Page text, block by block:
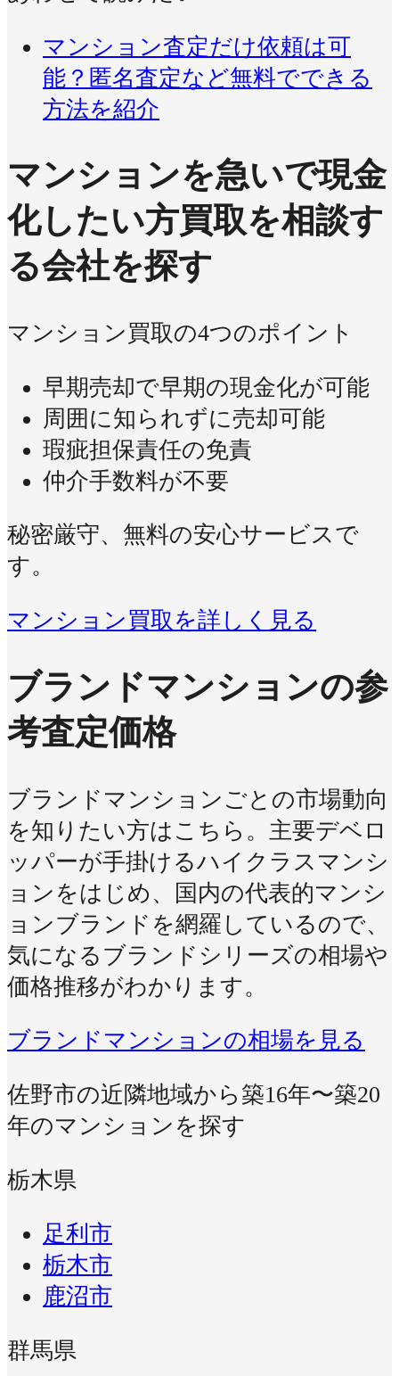
マンション査定だけ依頼は可
能？匿名査定など無料でできる
方法を紹介
マンションを急いで現金
化したい方買取を相談す
る会社を探す
マンション買取の4つのポイント
早期売却で早期の現金化が可能
周囲に知られずに売却可能
瑕疵担保責任の免責
仲介手数料が不要
秘密厳守、無料の安心サービスで
す。
マンション買取を詳しく見る
ブランドマンションの参
考査定価格
ブランドマンションごとの市場動向
を知りたい方はこちら。主要デベロ
ッパーが手掛けるハイクラスマンシ
ョンをはじめ、国内の代表的マンシ
ョンブランドを網羅しているので、
気になるブランドシリーズの相場や
価格推移がわかります。
ブランドマンションの相場を見る
佐野市の近隣地域から築16年〜築20
年のマンションを探す
栃木県
足利市
栃木市
鹿沼市
群馬県